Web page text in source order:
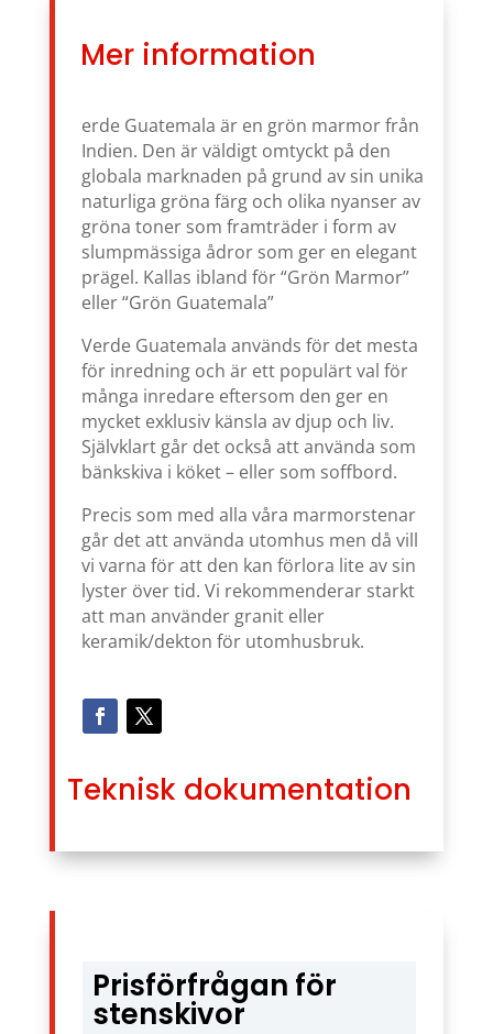
Mer information
erde Guatemala är en grön marmor från
Indien. Den är väldigt omtyckt på den
globala marknaden på grund av sin unika
naturliga gröna färg och olika nyanser av
gröna toner som framträder i form av
slumpmässiga ådror som ger en elegant
prägel. Kallas ibland för “Grön Marmor”
eller “Grön Guatemala”
Verde Guatemala används för det mesta
för inredning och är ett populärt val för
många inredare eftersom den ger en
mycket exklusiv känsla av djup och liv.
Självklart går det också att använda som
bänkskiva i köket – eller som soffbord.
Precis som med alla våra marmorstenar
går det att använda utomhus men då vill
vi varna för att den kan förlora lite av sin
lyster över tid. Vi rekommenderar starkt
att man använder granit eller
keramik/dekton för utomhusbruk.
Teknisk dokumentation
Prisförfrågan för
stenskivor